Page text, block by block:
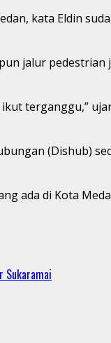
kata Eldin
jalur pedestrian
terganggu,”
(Dishub)
ada di Kota
Sukaramai